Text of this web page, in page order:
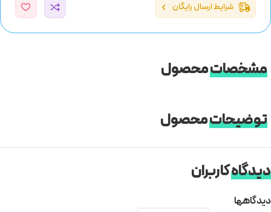
شرایط ارسال رایگان
مشخصاتمحصول
توضیحاتمحصول
دیدگاهکاربران
دیدگاهها